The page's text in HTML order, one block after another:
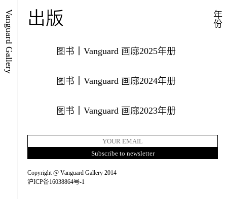
Vanguard Gallery 年份
出版
图书｜Vanguard 画廊2025年册
图书｜Vanguard 画廊2024年册
图书｜Vanguard 画廊2023年册
Copyright @ Vanguard Gallery 2014
沪ICP备16038864号-1